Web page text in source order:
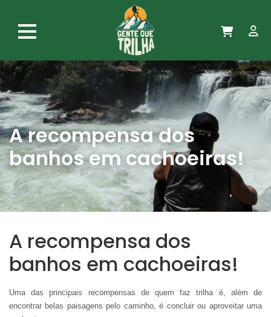
A recompensa dos
banhos em cachoeiras!
A recompensa dos
banhos em cachoeiras!
Uma das principais recompensas de quem faz trilha é, além de
encontrar belas paisagens pelo caminho, é concluir ou aproveitar uma